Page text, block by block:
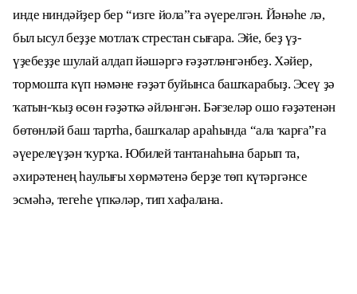
инде ниндәйҙер бер “изге йола”ға әүерелгән. Йәнәһе лә,
был ысул беҙҙе мотлаҡ стрестан сығара. Эйе, беҙ үҙ-
үҙебеҙҙе шулай алдап йәшәргә ғәҙәтләнгәнбеҙ. Хәйер,
тормошта күп нәмәне ғәҙәт буйынса башҡарабыҙ. Эсеү ҙә
ҡатын-ҡыҙ өсөн ғәҙәткә әйләнгән. Бәғзеләр ошо ғәҙәтенән
бөтөнләй баш тартһа, башҡалар араһында “ала ҡарға”ға
әүерелеүҙән ҡурҡа. Юбилей тантанаһына барып та,
әхирәтенең һаулығы хөрмәтенә берҙе төп күтәргәнсе
эсмәһә, тегеһе үпкәләр, тип хафалана.